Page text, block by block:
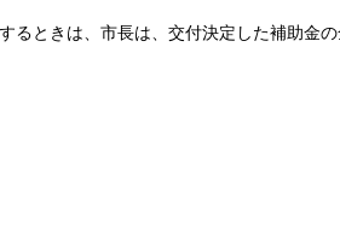
るときは、市長は、交付決定した補助金